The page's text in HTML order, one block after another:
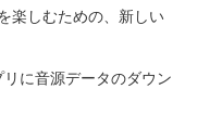
楽しむための、新しい
に音源データのダウン